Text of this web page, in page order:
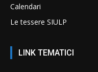
Calendari
Le tessere SIULP
LINK TEMATICI